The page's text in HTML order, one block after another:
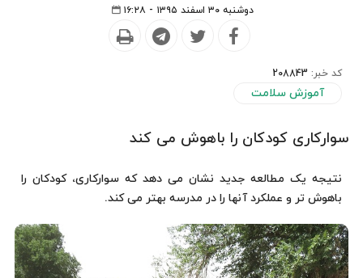
دوشنبه ۳۰ اسفند ۱۳۹۵ - ۱۶:۲۸
کد خبر: 208843
آموزش سلامت
سوارکاری کودکان را باهوش می کند
نتیجه یک مطالعه جدید نشان می دهد که سوارکاری، کودکان را
باهوش تر و عملکرد آنها را در مدرسه بهتر می کند.